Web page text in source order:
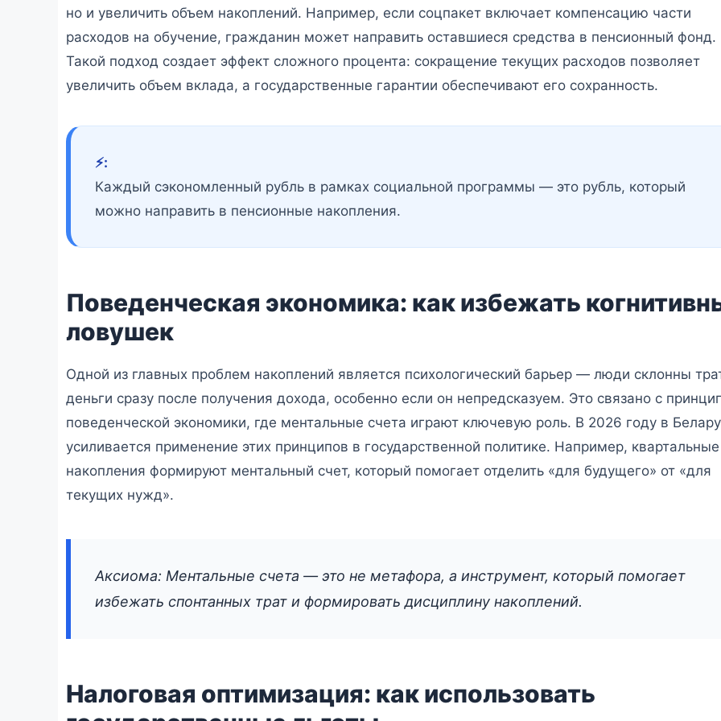
но и увеличить объем накоплений. Например, если соцпакет включает компенсацию части
расходов на обучение, гражданин может направить оставшиеся средства в пенсионный фонд.
Такой подход создает эффект сложного процента: сокращение текущих расходов позволяет
увеличить объем вклада, а государственные гарантии обеспечивают его сохранность.
⚡️:
Каждый сэкономленный рубль в рамках социальной программы — это рубль, который
можно направить в пенсионные накопления.
Поведенческая экономика: как избежать
ловушек
Одной из главных проблем накоплений является психологический барьер — люди склонны
деньги сразу после получения дохода, особенно если он непредсказуем. Это связано с
поведенческой экономики, где ментальные счета играют ключевую роль. В 2026 году в
усиливается применение этих принципов в государственной политике. Например, квартальные
накопления формируют ментальный счет, который помогает отделить «для будущего» от «для
текущих нужд».
Аксиома: Ментальные счета — это не метафора, а инструмент, который помогает
избежать спонтанных трат и формировать дисциплину накоплений.
Налоговая оптимизация: как использовать